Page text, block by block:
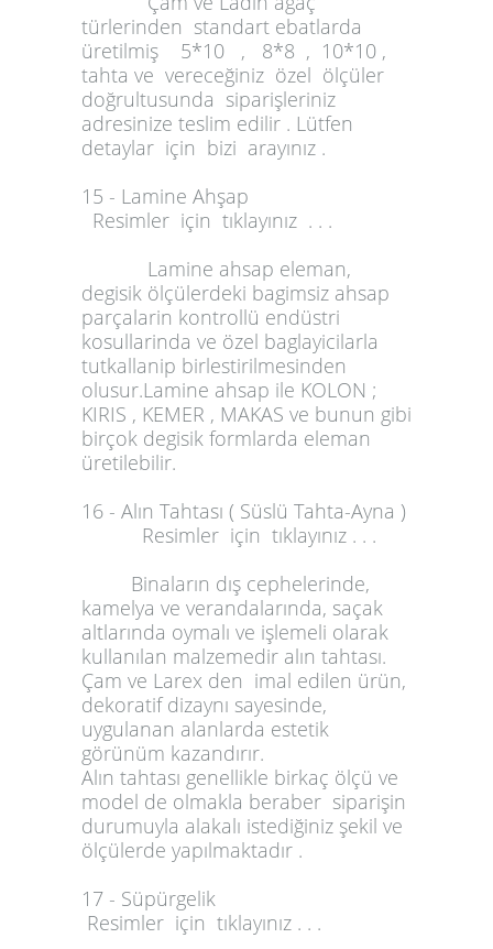
türlerinden standart ebatlarda
üretilmiş 5*10 , 8*8 , 10*10 ,
tahta ve vereceğiniz özel ölçüler
doğrultusunda siparişleriniz
adresinize teslim edilir . Lütfen
detaylar için bizi arayınız .
15 - Lamine Ahşap
Resimler için tıklayınız . . .
Lamine ahsap eleman,
degisik ölçülerdeki bagimsiz ahsap
parçalarin kontrollü endüstri
kosullarinda ve özel baglayicilarla
tutkallanip birlestirilmesinden
olusur.Lamine ahsap ile KOLON ;
KIRIS , KEMER , MAKAS ve bunun gibi
birçok degisik formlarda eleman
üretilebilir.
16 - Alın Tahtası ( Süslü Tahta-Ayna )
Resimler için tıklayınız . . .
Binaların dış cephelerinde,
kamelya ve verandalarında, saçak
altlarında oymalı ve işlemeli olarak
kullanılan malzemedir alın tahtası.
Çam ve Larex den imal edilen ürün,
dekoratif dizaynı sayesinde,
uygulanan alanlarda estetik
görünüm kazandırır.
Alın tahtası genellikle birkaç ölçü ve
model de olmakla beraber siparişin
durumuyla alakalı istediğiniz şekil ve
ölçülerde yapılmaktadır .
17 - Süpürgelik
Resimler için tıklayınız . . .